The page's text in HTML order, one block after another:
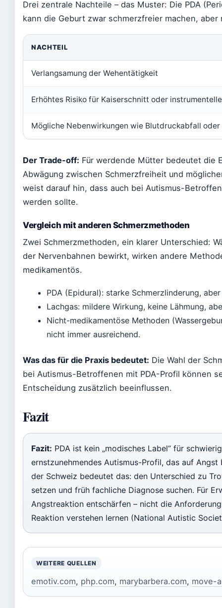
Drei zentrale Nachteile – das Muster: Die PDA
kann die Geburt zwar schmerzfreier machen, aber
NACHTEIL
Verlangsamung der Wehentätigkeit
Erhöhtes Risiko für Kaiserschnitt oder
Mögliche Nebenwirkungen wie Blutdruckabfall oder
Der Trade-off: Für werdende Mütter bedeutet die
Abwägung zwischen Schmerzfreiheit und
weist darauf hin, dass auch bei Autismus-
werden sollte.
Vergleich mit anderen Schmerzmethoden
Zwei Schmerzmethoden, ein klarer Unterschied:
der Nervenbahnen bewirkt, wirken andere
medikamentös.
PDA (Epidural): starke Schmerzlinderung,
Lachgas: mildere Wirkung, keine Lähmung,
Nicht-medikamentöse Methoden
nicht immer ausreichend.
Was das für die Praxis bedeutet: Die Wahl der
bei Autismus-Betroffenen mit PDA-Profil können
Entscheidung zusätzlich beeinflussen.
Fazit
Fazit: PDA ist kein „modisches Label“ für
ernstzunehmendes Autismus-Profil, das auf
der Schweiz bedeutet das: den Unterschied zu
setzen und früh fachliche Diagnose suchen. Für
Angstreaktion entschärfen – nicht die
Reaktion verstehen lernen (National Autistic
WEITERE QUELLEN
emotiv.com, php.com, marybarbera.com, move-